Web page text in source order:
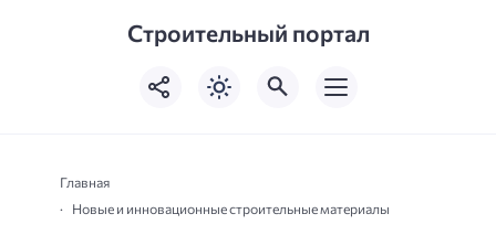
Строительный портал
Главная
Новые и инновационные строительные материалы